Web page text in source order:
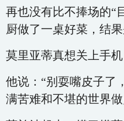
再也没有比不捧场的“
厨做了一桌好菜，结果
莫里亚蒂真想关上手机
他说：“别耍嘴皮子了
满苦难和不堪的世界